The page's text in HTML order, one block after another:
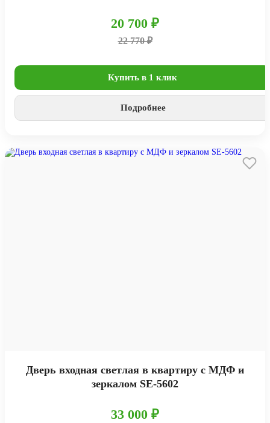
20 700 ₽
22 770 ₽
Купить в 1 клик
Подробнее
Дверь входная светлая в квартиру с МДФ и
зеркалом SE-5602
33 000 ₽